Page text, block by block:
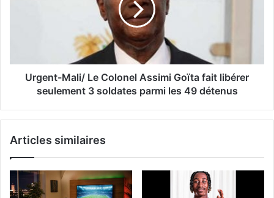
Urgent-Mali/ Le Colonel Assimi Goïta fait libérer
seulement 3 soldates parmi les 49 détenus
Articles similaires